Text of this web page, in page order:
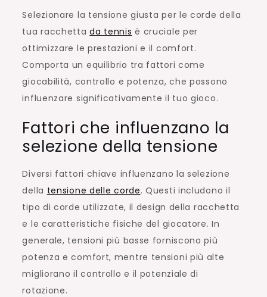
Selezionare la tensione giusta per le corde della
tua racchettada tennis è cruciale per
ottimizzare le prestazioni e il comfort.
Comporta un equilibrio tra fattori come
giocabilità, controllo e potenza, che possono
influenzare significativamente il tuo gioco.
Fattori che influenzano la
selezione della tensione
Diversi fattori chiave influenzano la selezione
della tensione delle corde. Questi includono il
tipo di corde utilizzate, il design della racchetta
e le caratteristiche fisiche del giocatore. In
generale, tensioni più basse forniscono più
potenza e comfort, mentre tensioni più alte
migliorano il controllo e il potenziale di
rotazione.